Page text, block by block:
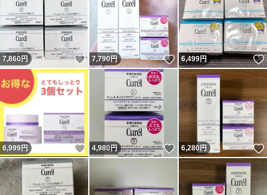
7,860円 いいね！
7,790円 いいね！
6,499円
6,999円 いいね！
4,980円 いいね！
6,280 円